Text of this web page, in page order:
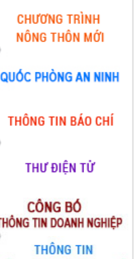
bố
Đắk
Quy
2030,
các
vụ cơ
hình
4